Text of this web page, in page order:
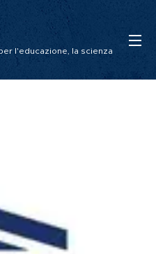
l'educazione, la scienza